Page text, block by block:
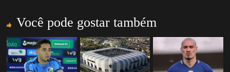
Você pode gostar também